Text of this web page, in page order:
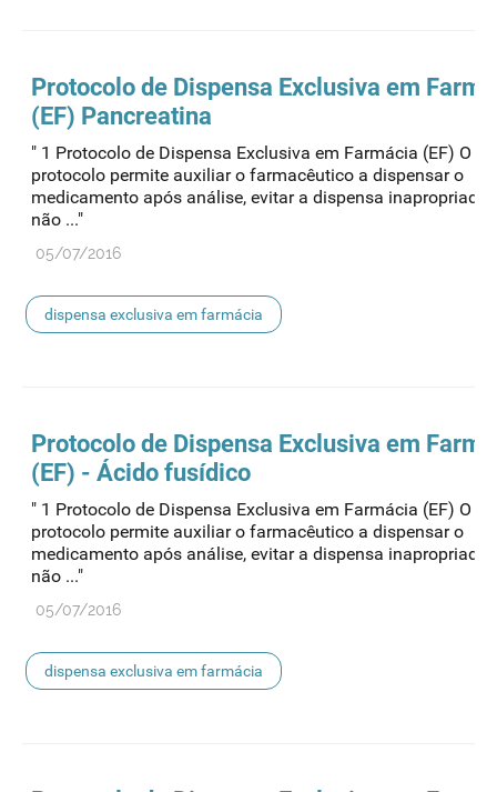
Protocolo de Dispensa Exclusiva em
(EF) Pancreatina
" 1 Protocolo de Dispensa Exclusiva em Farmácia (EF) O
protocolo permite auxiliar o farmacêutico a dispensar o
medicamento após análise, evitar a dispensa inapropriada
não ..."
05/07/2016
dispensa exclusiva em farmácia
Protocolo de Dispensa Exclusiva em
(EF) - Ácido fusídico
" 1 Protocolo de Dispensa Exclusiva em Farmácia (EF) O
protocolo permite auxiliar o farmacêutico a dispensar o
medicamento após análise, evitar a dispensa inapropriada
não ..."
05/07/2016
dispensa exclusiva em farmácia